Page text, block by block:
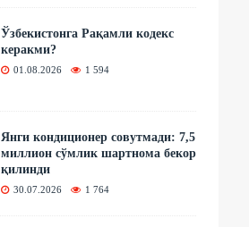
Ўзбекистонга Рақамли кодекс
керакми?
01.08.2026 1 594
Янги кондиционер совутмади: 7,5
миллион сўмлик шартнома бекор
қилинди
30.07.2026 1 764